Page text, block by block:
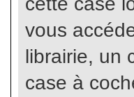
vous
librairie, un
case à